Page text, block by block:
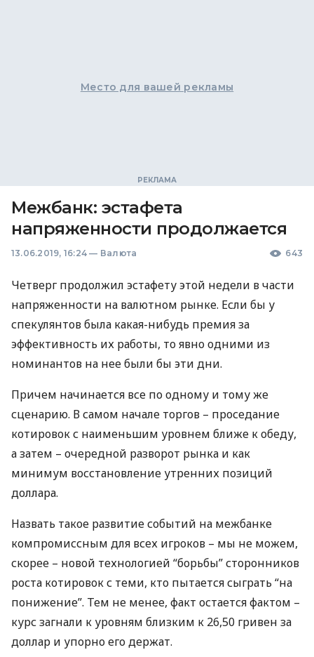
Место для вашей рекламы
Межбанк: эстафета
напряженности продолжается
13.06.2019, 16:24 — Валюта 643
Четверг продолжил эстафету этой недели в части
напряженности на валютном рынке. Если бы у
спекулянтов была какая-нибудь премия за
эффективность их работы, то явно одними из
номинантов на нее были бы эти дни.
Причем начинается все по одному и тому же
сценарию. В самом начале торгов – проседание
котировок с наименьшим уровнем ближе к обеду,
а затем – очередной разворот рынка и как
минимум восстановление утренних позиций
доллара.
Назвать такое развитие событий на межбанке
компромиссным для всех игроков – мы не можем,
скорее – новой технологией “борьбы” сторонников
роста котировок с теми, кто пытается сыграть “на
понижение”. Тем не менее, факт остается фактом –
курс загнали к уровням близким к 26,50 гривен за
доллар и упорно его держат.